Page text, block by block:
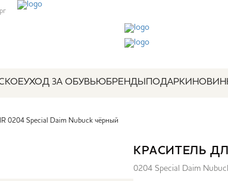
УХОД ЗА ОБУВЬЮБРЕНДЫ ПОДАРКИ
0204 Special Daim Nubuck чёрный
КРАСИТЕЛЬ
0204 Special Daim